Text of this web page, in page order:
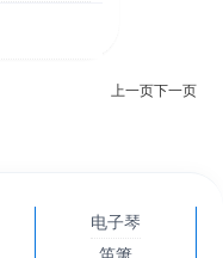
上一页下一页
电子琴
笛箫